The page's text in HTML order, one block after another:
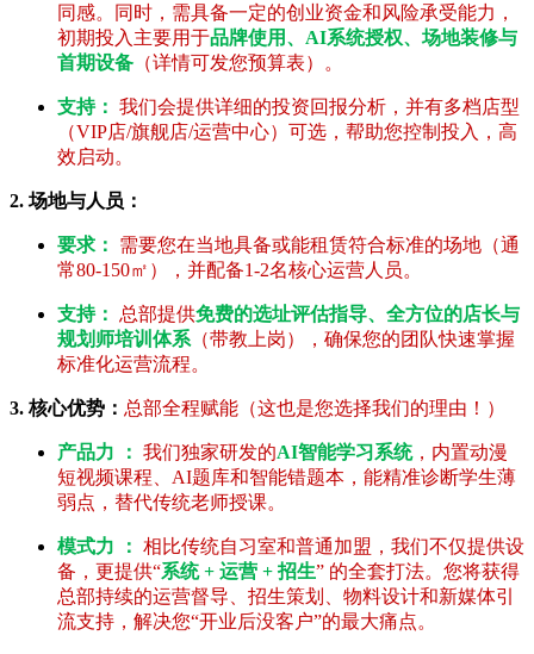
同感。同时，需具备一定的创业资金和风险承受能力，
初期投入主要用于品牌使用、AI系统授权、场地装修与
首期设备 （详情可发您预算表）。
支持： 我们会提供详细的投资回报分析，并有多档店型
（VIP店/旗舰店/运营中心）可选，帮助您控制投入，高
效启动。
2. 场地与人员：
要求：
需要您在当地具备或能租赁符合标准的场地（通
常80-150㎡），并配备1-2名核心运营人员。
支持： 总部提供免费的选址评估指导、全方位的店长与
规划师培训体系 （带教上岗），确保您的团队快速掌握
标准化运营流程。
3. 核心优势： 总部全程赋能（这也是您选择我们的理由！）
产品力 ： 我们独家研发的AI智能学习系统，内置动漫
短视频课程、AI题库和智能错题本，能精准诊断学生薄
弱点，替代传统老师授课。
模式力 ： 相比传统自习室和普通加盟，我们不仅提供设
备，更提供“系统 + 运营 + 招生” 的全套打法。您将获得
总部持续的运营督导、招生策划、物料设计和新媒体引
流支持，解决您“开业后没客户”的最大痛点。